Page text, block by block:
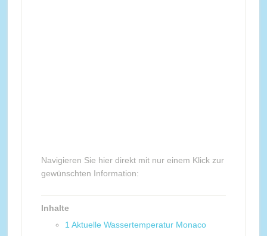
Navigieren Sie hier direkt mit nur einem Klick zur
gewünschten Information:
Inhalte
1 Aktuelle Wassertemperatur Monaco